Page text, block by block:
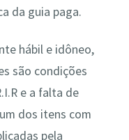
da guia paga.
hábil e idôneo,
são condições
e a falta de
dos itens com
pela